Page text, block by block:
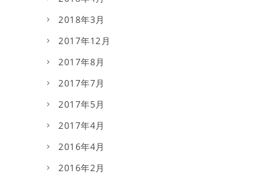
2018年3月
2017年12月
2017年8月
2017年7月
2017年5月
2017年4月
2016年4月
2016年2月